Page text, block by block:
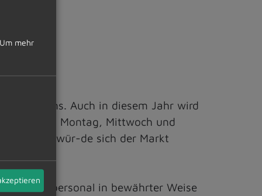
Auch in diesem Jahr wird
Montag, Mittwoch und
Spende wür-de sich der Markt
Kassenpersonal in bewährter Weise
Um mehr